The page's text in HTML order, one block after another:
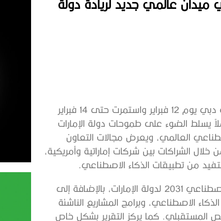
ميدان عالمي جديد لريادة دولة
شهدت القمة العالمية للحكومات 2024 التي افتتحت في دبي يوم 12 فبراير واستمرت حتى 14 فبراير
يسلط الضوء على طموحات دولة الإمارات
العالمي، ويعرض مجالات التعاون
خلال الشراكات بين شركات إماراتية وأمريكية،
من تطبيقات الذكاء الاصطناعي.
ويعرض التقرير تفاصيل عن الاستراتيجية الوطنية للذكاء الاصطناعي 2031 لدولة الإمارات، بالإضافة إلى
الاصطناعي، وبرامج المشاريع الناشئة
المستقبلي. كما يركز التقرير بشكل خاص